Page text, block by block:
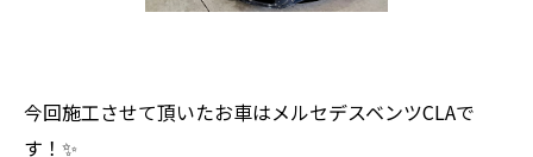
今回施工させて頂いたお車はメルセデスベンツCLAで
す！✨